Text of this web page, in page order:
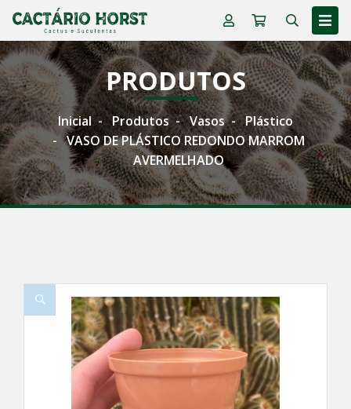
PRODUTOS
Inicial Produtos Vasos
Plástico
VASO DE PLÁSTICO REDONDO MARROM
AVERMELHADO